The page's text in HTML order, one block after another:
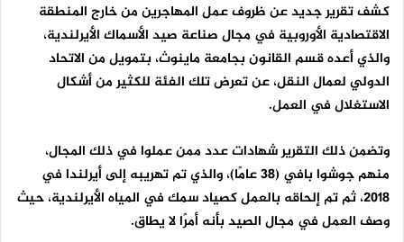
كشف تقرير جديد عن ظروف عمل المهاجرين من خارج المنطقة
الاقتصادية الأوروبية في مجال صناعة صيد الأسماك الأيرلندية،
والذي أعده قسم القانون بجامعة ماينوث، بتمويل من الاتحاد
الدولي لعمال النقل، عن تعرض تلك الفئة للكثير من أشكال
الاستغلال في العمل.
وتضمن ذلك التقرير شهادات عدد ممن عملوا في ذلك المجال،
منهم جوشوا بافي (38 عامًا)، والذي تم تهريبه إلى أيرلندا في
2018، ثم تم إلحاقه بالعمل كصياد سمك في المياه الأيرلندية، حيث
وصف العمل في مجال الصيد بأنه أمرًا لا يطاق.